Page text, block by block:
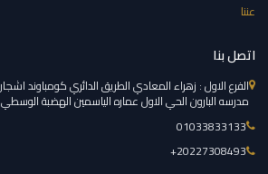
عننا
اتصل بنا
مدرسه البارون الحي الاول عماره الياسمين الهضبة الوسطي
01033833133
‎+20227308493